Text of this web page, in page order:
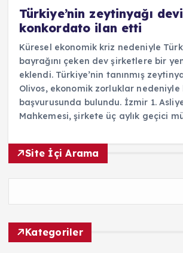
Türkiye’nin zeytinyağı devi
konkordato ilan etti
Küresel ekonomik kriz nedeniyle
bayrağını çeken dev şirketlere bir
eklendi. Türkiye’nin tanınmış
Olivos, ekonomik zorluklar
başvurusunda bulundu. İzmir 1.
Mahkemesi, şirkete üç aylık geçici
Site İçi Arama
Kategoriler